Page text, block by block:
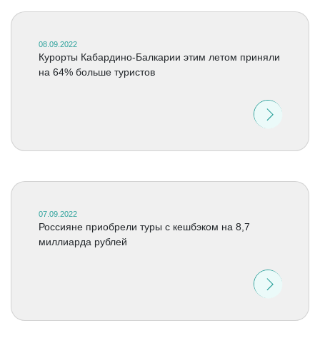
08.09.2022
Курорты Кабардино-Балкарии этим летом приняли
на 64% больше туристов
07.09.2022
Россияне приобрели туры с кешбэком на 8,7
миллиарда рублей